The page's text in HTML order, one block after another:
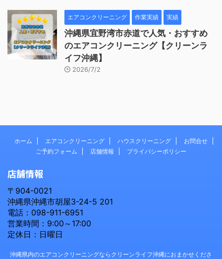
エアコンクリーニング 作業実績 実績
沖縄県宜野湾市赤道で人気・おすすめ
のエアコンクリーニング【クリーンラ
イフ沖縄】
2026/7/2
ホーム エアコンクリーニング ハウスクリーニング
お問合せ
ご予約フォーム
店舗情報 プライバシーポリシー
店舗情報
〒904-0021
沖縄県沖縄市胡屋3-24-5 201
電話：098-911-6951
営業時間：9:00～17:00
定休日：日曜日
沖縄県内のエアコンクリーニングならクリーンライフ沖縄におまかせくださ